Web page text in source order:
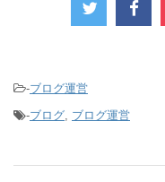
-ブログ運営
-ブログ ブログ運営